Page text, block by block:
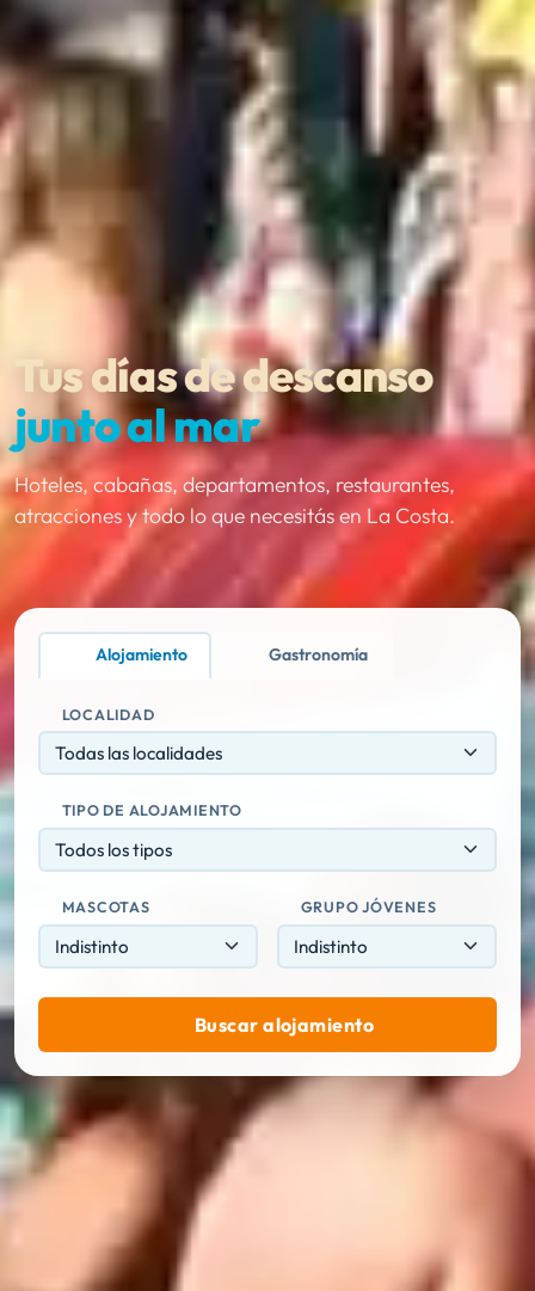
Tus días de descanso
junto al mar
Hoteles, cabañas, departamentos, restaurantes,
atracciones y todo lo que necesitás en La Costa.
Alojamiento Gastronomía
LOCALIDAD
Todas las localidades
TIPO DE ALOJAMIENTO
Todos los tipos
MASCOTAS GRUPO JÓVENES
Buscar alojamiento